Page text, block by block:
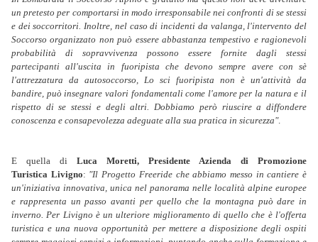
un pretesto per comportarsi in modo irresponsabile nei confronti di se stessi
e dei soccorritori. Inoltre, nel caso di incidenti da valanga, l'intervento del
Soccorso organizzato non può essere abbastanza tempestivo e ragionevoli
probabilità di sopravvivenza possono essere fornite dagli stessi
partecipanti all'uscita in fuoripista che devono sempre avere con sè
l'attrezzatura da autosoccorso, Lo sci fuoripista non è un'attività da
bandire, può insegnare valori fondamentali come l'amore per la natura e il
rispetto di se stessi e degli altri. Dobbiamo però riuscire a diffondere
conoscenza e consapevolezza adeguate alla sua pratica in sicurezza".
E quella di Luca Moretti, Presidente Azienda di Promozione
Turistica Livigno: "Il Progetto Freeride che abbiamo messo in cantiere è
un'iniziativa innovativa, unica nel panorama nelle località alpine europee
e rappresenta un passo avanti per quello che la montagna può dare in
inverno. Per Livigno è un ulteriore miglioramento di quello che è l'offerta
turistica e una nuova opportunità per mettere a disposizione degli ospiti